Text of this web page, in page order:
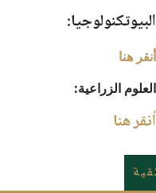
البيوتكنولوجيا:
أنقر هنا
العلوم الزراعية:
أنقر هنا